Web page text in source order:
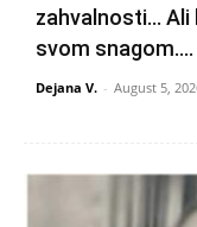
zahvalnosti… Ali
svom snagom....
Dejana V. - August 5,